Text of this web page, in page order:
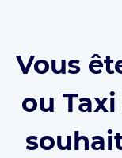
Vous
ou